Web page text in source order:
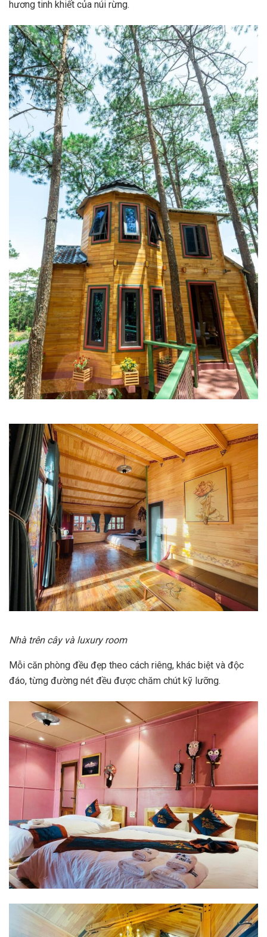
hương tinh khiết của núi rừng.
Nhà trên cây và luxury room
Mỗi căn phòng đều đẹp theo cách riêng, khác biệt và độc
đáo, từng đường nét đều được chăm chút kỹ lưỡng.